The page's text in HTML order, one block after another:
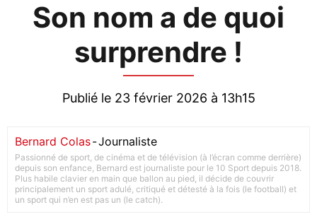
Son nom a de quoi
surprendre !
Publié le 23 février 2026 à 13h15
Bernard Colas-Journaliste
Passionné de sport, de cinéma et de télévision (à l’écran comme derrière)
depuis son enfance, Bernard est journaliste pour le 10 Sport depuis 2018.
Plus habile clavier en main que ballon au pied, il décide de couvrir
principalement un sport adulé, critiqué et détesté à la fois (le football) et
un sport qui n’en est pas un (le catch).